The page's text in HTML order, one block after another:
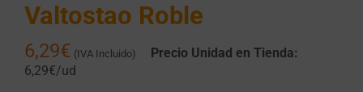
Valtostao Roble
6,29€ (IVA Incluido)
Precio Unidad en Tienda:
6,29€/ud